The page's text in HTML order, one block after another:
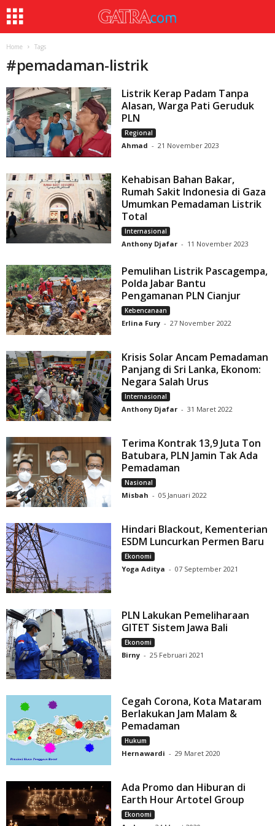
Home Tags
#pemadaman-listrik
Listrik Kerap Padam Tanpa
Alasan, Warga Pati Geruduk
PLN
Regional
Ahmad - 21 November 2023
Kehabisan Bahan Bakar,
Rumah Sakit Indonesia di Gaza
Umumkan Pemadaman Listrik
Total
Internasional
Anthony Djafar - 11 November 2023
Pemulihan Listrik Pascagempa,
Polda Jabar Bantu
Pengamanan PLN Cianjur
Kebencanaan
Erlina Fury - 27 November 2022
Krisis Solar Ancam Pemadaman
Panjang di Sri Lanka, Ekonom:
Negara Salah Urus
Internasional
Anthony Djafar - 31 Maret 2022
Terima Kontrak 13,9 Juta Ton
Batubara, PLN Jamin Tak Ada
Pemadaman
Nasional
Misbah - 05 Januari 2022
Hindari Blackout, Kementerian
ESDM Luncurkan Permen Baru
Ekonomi
Yoga Aditya - 07 September 2021
PLN Lakukan Pemeliharaan
GITET Sistem Jawa Bali
Ekonomi
Birny - 25 Februari 2021
Cegah Corona, Kota Mataram
Berlakukan Jam Malam &
Pemadaman
Hukum
Hernawardi - 29 Maret 2020
Ada Promo dan Hiburan di
Earth Hour Artotel Group
Ekonomi